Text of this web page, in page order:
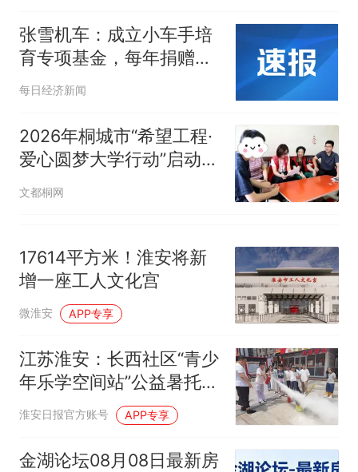
张雪机车：成立小车手培
育专项基金，每年捐赠
100万元
每日经济新闻
2026年桐城市“希望工程·
爱心圆梦大学行动”启动
“入户大走访”
文都桐网
17614平方米！淮安将新
增一座工人文化宫
微淮安 APP专享
江苏淮安：长西社区“青少
年乐学空间站”公益暑托班
点亮多彩假期
淮安日报官方账号 APP专享
金湖论坛08月08日最新房